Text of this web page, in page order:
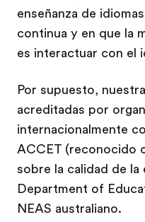
enseñanza de
continua y en que la
es interactuar con el
Por supuesto,
acreditadas por
internacionalmente
ACCET (reconocido
sobre la calidad de la
Department of
NEAS australiano.